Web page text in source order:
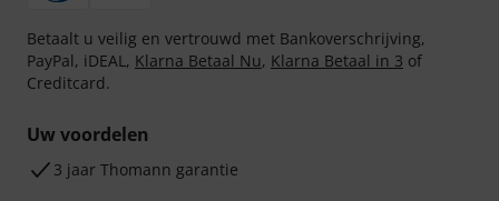
Betaalt u veilig en vertrouwd met Bankoverschrijving,
PayPal, iDEAL, Klarna Betaal Nu, Klarna Betaal in 3 of
Creditcard.
Uw voordelen
3 jaar Thomann garantie